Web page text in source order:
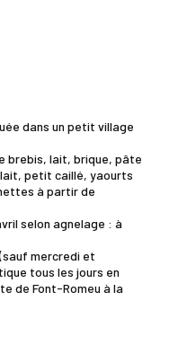
dans un petit village
brebis, lait, brique, pâte
petit caillé, yaourts
à partir de
selon agnelage : à
mercredi et
tous les jours en
de Font-Romeu à la